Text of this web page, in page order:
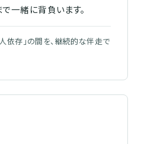
一緒に背負います。
人依存」の間を、継続的な伴走で